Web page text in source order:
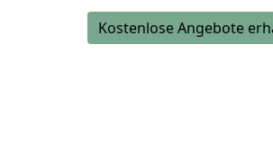
Kostenlose Angebote